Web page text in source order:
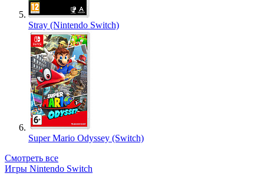
Stray (Nintendo Switch)
Super Mario Odyssey (Switch)
Смотреть все
Игры Nintendo Switch